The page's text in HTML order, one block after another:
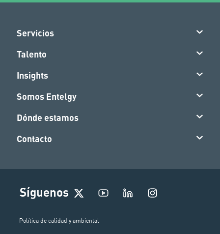
Servicios
Talento
Insights
Somos Entelgy
Dónde estamos
Contacto
Síguenos
I
n
Política de calidad y ambiental